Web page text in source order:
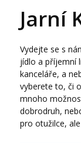
Jarní
Vydejte se s
jídlo a příjemní
kanceláře, a
vyberete to, či
mnoho
dobrodruh,
pro otužilce,